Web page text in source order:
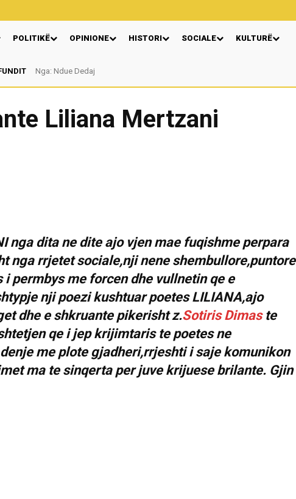
POLITIKË OPINIONE HISTORI SOCIALE KULTURË
Nga: Ndue Dedaj
Liliana Mertzani
nga dita ne dite ajo vjen mae fuqishme perpara
nga rrjetet sociale,nji nene shembullore,puntore
i permbys me forcen dhe vullnetin qe e
nji poezi kushtuar poetes LILIANA,ajo
dhe e shkruante pikerisht z.Sotiris Dimaste
qe i jep krijimtaris te poetes ne
me plote gjadheri,rrjeshti i saje komunikon
ma te sinqerta per juve krijuese brilante. Gjin